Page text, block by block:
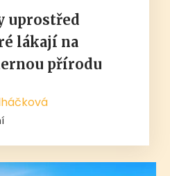
uprostřed
lákají na
přírodu